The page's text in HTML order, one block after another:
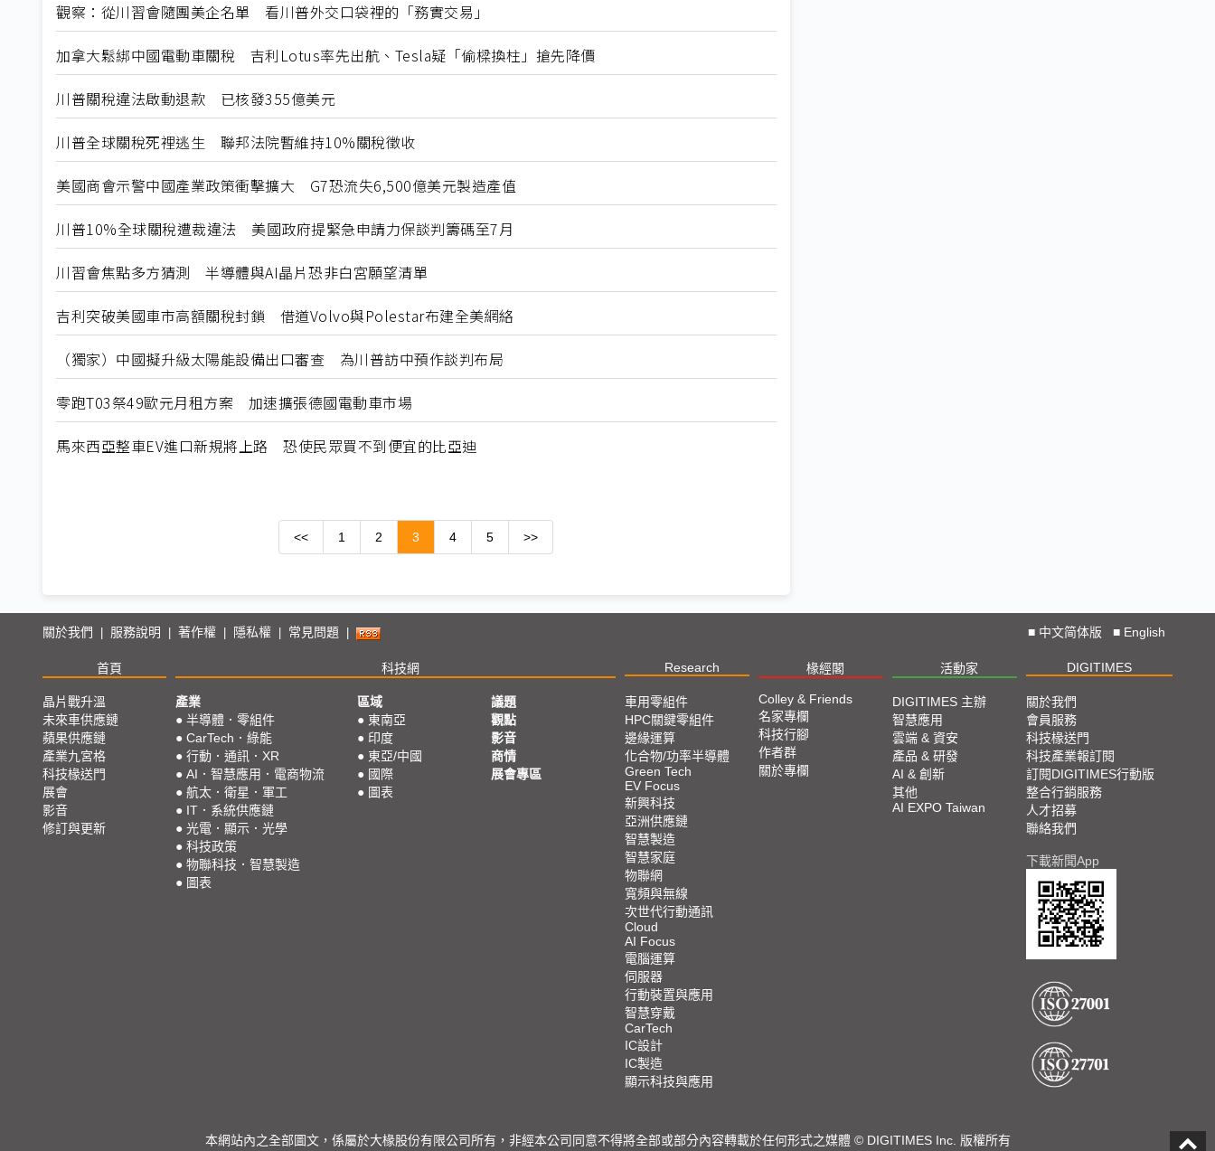
觀察：從川習會隨團美企名單 看川普外交口袋裡的「務實交易」
加拿大鬆綁中國電動車關稅 吉利Lotus率先出航、Tesla疑「偷樑換柱」搶先降價
川普關稅違法啟動退款 已核發355億美元
川普全球關稅死裡逃生 聯邦法院暫維持10%關稅徵收
美國商會示警中國產業政策衝擊擴大 G7恐流失6,500億美元製造產值
川普10%全球關稅遭裁違法 美國政府提緊急申請力保談判籌碼至7月
川習會焦點多方猜測 半導體與AI晶片恐非白宮願望清單
吉利突破美國車市高額關稅封鎖 借道Volvo與Polestar布建全美網絡
（獨家）中國擬升級太陽能設備出口審查 為川普訪中預作談判布局
零跑T03祭49歐元月租方案 加速擴張德國電動車市場
馬來西亞整車EV進口新規將上路 恐使民眾買不到便宜的比亞迪
<< 1 2 3 4 5 >>
關於我們 服務說明 著作權 隱私權 常見問題 ■ 中文简体版 ■ English
首頁 科技網 Research 椽經閣 活動家 DIGITIMES
晶片戰升溫
未來車供應鏈
蘋果供應鏈
產業九宮格
科技椽送門
展會
影音
修訂與更新
產業
● 半導體．零組件
● CarTech．綠能
● 行動．通訊．XR
● AI．智慧應用．電商物流
● 航太．衛星．軍工
● IT．系統供應鏈
● 光電．顯示．光學
● 科技政策
● 物聯科技．智慧製造
● 圖表
區域
● 東南亞
● 印度
● 東亞/中國
● 國際
● 圖表
議題
觀點
影音
商情
展會專區
車用零組件
HPC關鍵零組件
邊緣運算
化合物/功率半導體
Green Tech
EV Focus
新興科技
亞洲供應鏈
智慧製造
智慧家庭
物聯網
寬頻與無線
次世代行動通訊
Cloud
AI Focus
電腦運算
伺服器
行動裝置與應用
智慧穿戴
CarTech
IC設計
IC製造
顯示科技與應用
Colley & Friends
名家專欄
科技行腳
作者群
關於專欄
DIGITIMES 主辦
智慧應用
雲端 & 資安
產品 & 研發
AI & 創新
其他
AI EXPO Taiwan
關於我們
會員服務
科技椽送門
科技產業報訂閱
訂閱DIGITIMES行動版
整合行銷服務
人才招募
聯絡我們
下載新聞App
本網站內之全部圖文，係屬於大椽股份有限公司所有，非經本公司同意不得將全部或部分內容轉載於任何形式之媒體 © DIGITIMES Inc. 版權所有